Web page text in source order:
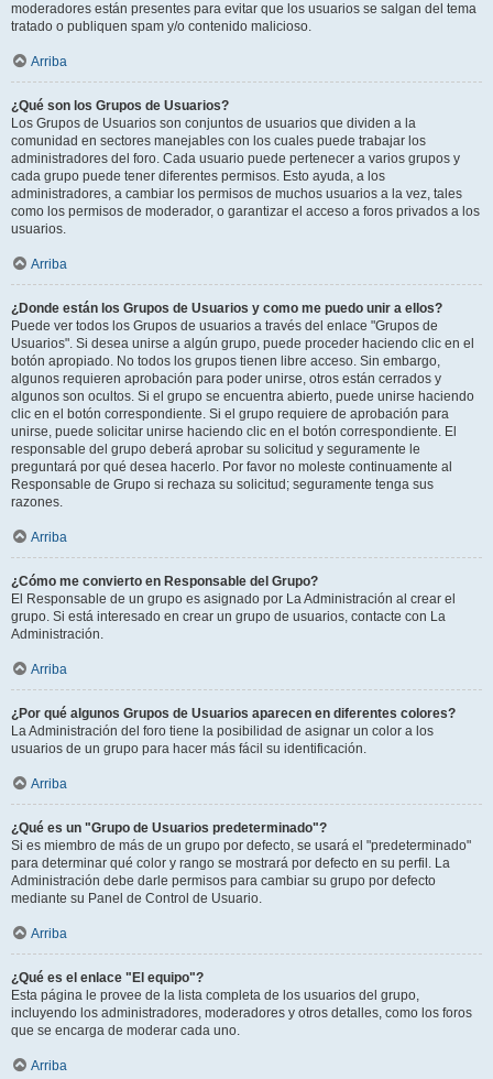
moderadores están presentes para evitar que los usuarios se salgan del tema
tratado o publiquen spam y/o contenido malicioso.
Arriba
¿Qué son los Grupos de Usuarios?
Los Grupos de Usuarios son conjuntos de usuarios que dividen a la
comunidad en sectores manejables con los cuales puede trabajar los
administradores del foro. Cada usuario puede pertenecer a varios grupos y
cada grupo puede tener diferentes permisos. Esto ayuda, a los
administradores, a cambiar los permisos de muchos usuarios a la vez, tales
como los permisos de moderador, o garantizar el acceso a foros privados a los
usuarios.
Arriba
¿Donde están los Grupos de Usuarios y como me puedo unir a ellos?
Puede ver todos los Grupos de usuarios a través del enlace "Grupos de
Usuarios". Si desea unirse a algún grupo, puede proceder haciendo clic en el
botón apropiado. No todos los grupos tienen libre acceso. Sin embargo,
algunos requieren aprobación para poder unirse, otros están cerrados y
algunos son ocultos. Si el grupo se encuentra abierto, puede unirse haciendo
clic en el botón correspondiente. Si el grupo requiere de aprobación para
unirse, puede solicitar unirse haciendo clic en el botón correspondiente. El
responsable del grupo deberá aprobar su solicitud y seguramente le
preguntará por qué desea hacerlo. Por favor no moleste continuamente al
Responsable de Grupo si rechaza su solicitud; seguramente tenga sus
razones.
Arriba
¿Cómo me convierto en Responsable del Grupo?
El Responsable de un grupo es asignado por La Administración al crear el
grupo. Si está interesado en crear un grupo de usuarios, contacte con La
Administración.
Arriba
¿Por qué algunos Grupos de Usuarios aparecen en diferentes colores?
La Administración del foro tiene la posibilidad de asignar un color a los
usuarios de un grupo para hacer más fácil su identificación.
Arriba
¿Qué es un "Grupo de Usuarios predeterminado"?
Si es miembro de más de un grupo por defecto, se usará el "predeterminado"
para determinar qué color y rango se mostrará por defecto en su perfil. La
Administración debe darle permisos para cambiar su grupo por defecto
mediante su Panel de Control de Usuario.
Arriba
¿Qué es el enlace "El equipo"?
Esta página le provee de la lista completa de los usuarios del grupo,
incluyendo los administradores, moderadores y otros detalles, como los foros
que se encarga de moderar cada uno.
Arriba